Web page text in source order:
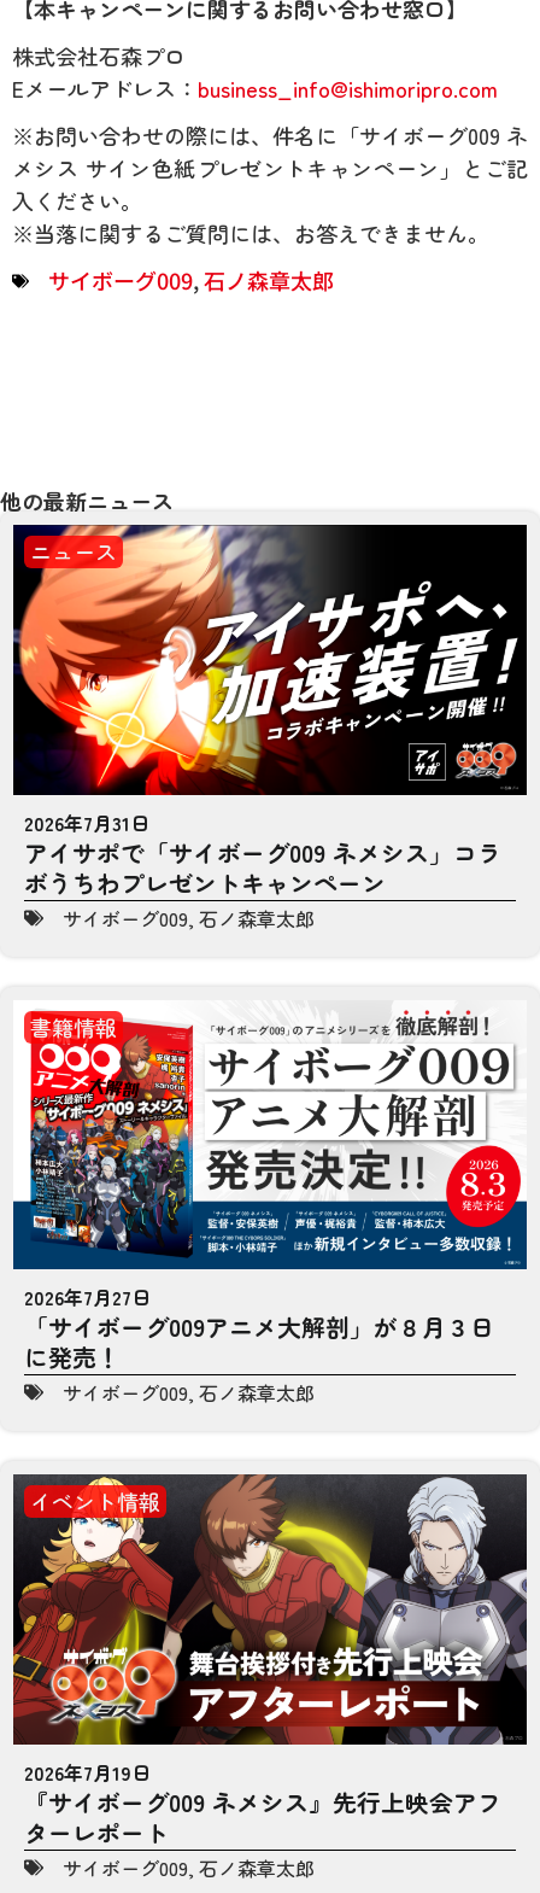
【本キャンペーンに関するお問い合わせ窓口】
株式会社石森プロ
Eメールアドレス： business_info@ishimoripro.com
※お問い合わせの際には、件名に「サイボーグ009 ネ
メシス サイン色紙プレゼントキャンペーン」とご記
入ください。
※当落に関するご質問には、お答えできません。
サイボーグ009,石ノ森章太郎
他の最新ニュース
ニュース
2026年7月31日
アイサポで「サイボーグ009 ネメシス」コラ
ボうちわプレゼントキャンペーン
サイボーグ009, 石ノ森章太郎
書籍情報
2026年7月27日
「サイボーグ009アニメ大解剖」が８月３日
に発売！
サイボーグ009, 石ノ森章太郎
イベント情報
2026年7月19日
『サイボーグ009 ネメシス』先行上映会アフ
ターレポート
サイボーグ009, 石ノ森章太郎